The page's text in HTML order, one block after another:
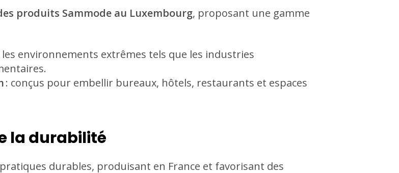
produits Sammode au Luxembourg, proposant une gamme
environnements extrêmes tels que les industries
: conçus pour embellir bureaux, hôtels, restaurants et espaces
la durabilité
durables, produisant en France et favorisant des